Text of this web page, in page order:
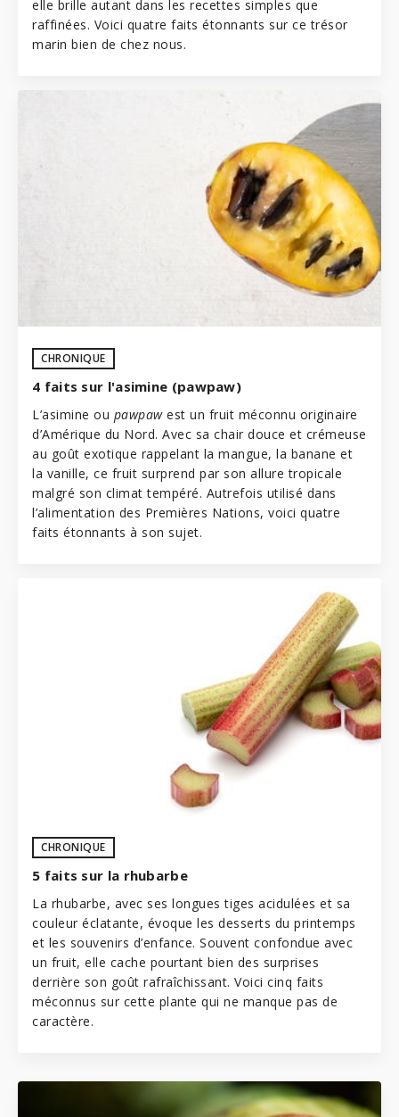
elle brille autant dans les recettes simples que
raffinées. Voici quatre faits étonnants sur ce trésor
marin bien de chez nous.
CHRONIQUE
4 faits sur l'asimine (pawpaw)
L’asimine ou pawpawest un fruit méconnu originaire
d’Amérique du Nord. Avec sa chair douce et crémeuse
au goût exotique rappelant la mangue, la banane et
la vanille, ce fruit surprend par son allure tropicale
malgré son climat tempéré. Autrefois utilisé dans
l’alimentation des Premières Nations, voici quatre
faits étonnants à son sujet.
CHRONIQUE
5 faits sur la rhubarbe
La rhubarbe, avec ses longues tiges acidulées et sa
couleur éclatante, évoque les desserts du printemps
et les souvenirs d’enfance. Souvent confondue avec
un fruit, elle cache pourtant bien des surprises
derrière son goût rafraîchissant. Voici cinq faits
méconnus sur cette plante qui ne manque pas de
caractère.